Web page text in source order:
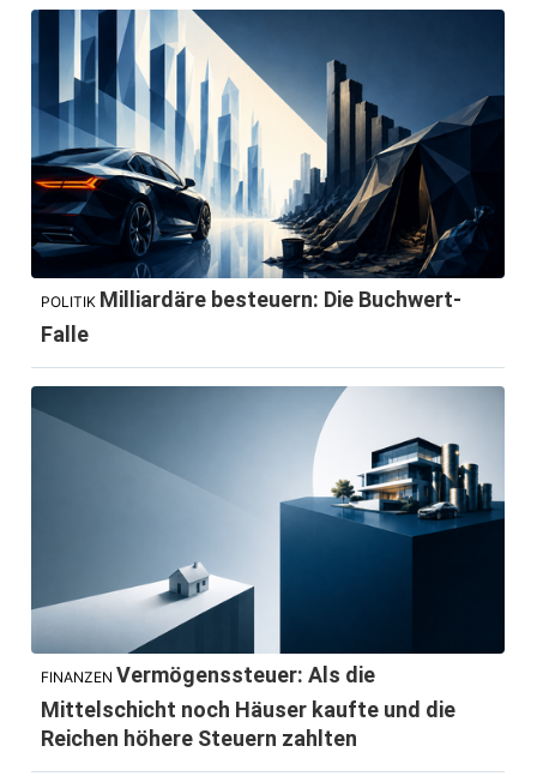
POLITIK Milliardäre besteuern: Die Buchwert-
Falle
FINANZEN Vermögenssteuer: Als die
Mittelschicht noch Häuser kaufte und die
Reichen höhere Steuern zahlten